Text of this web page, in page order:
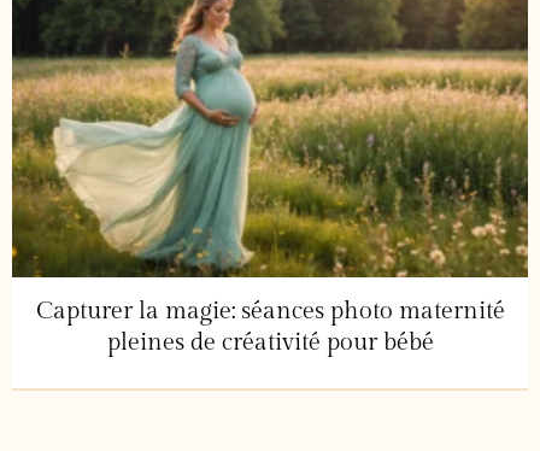
Capturer la magie: séances photo maternité
pleines de créativité pour bébé